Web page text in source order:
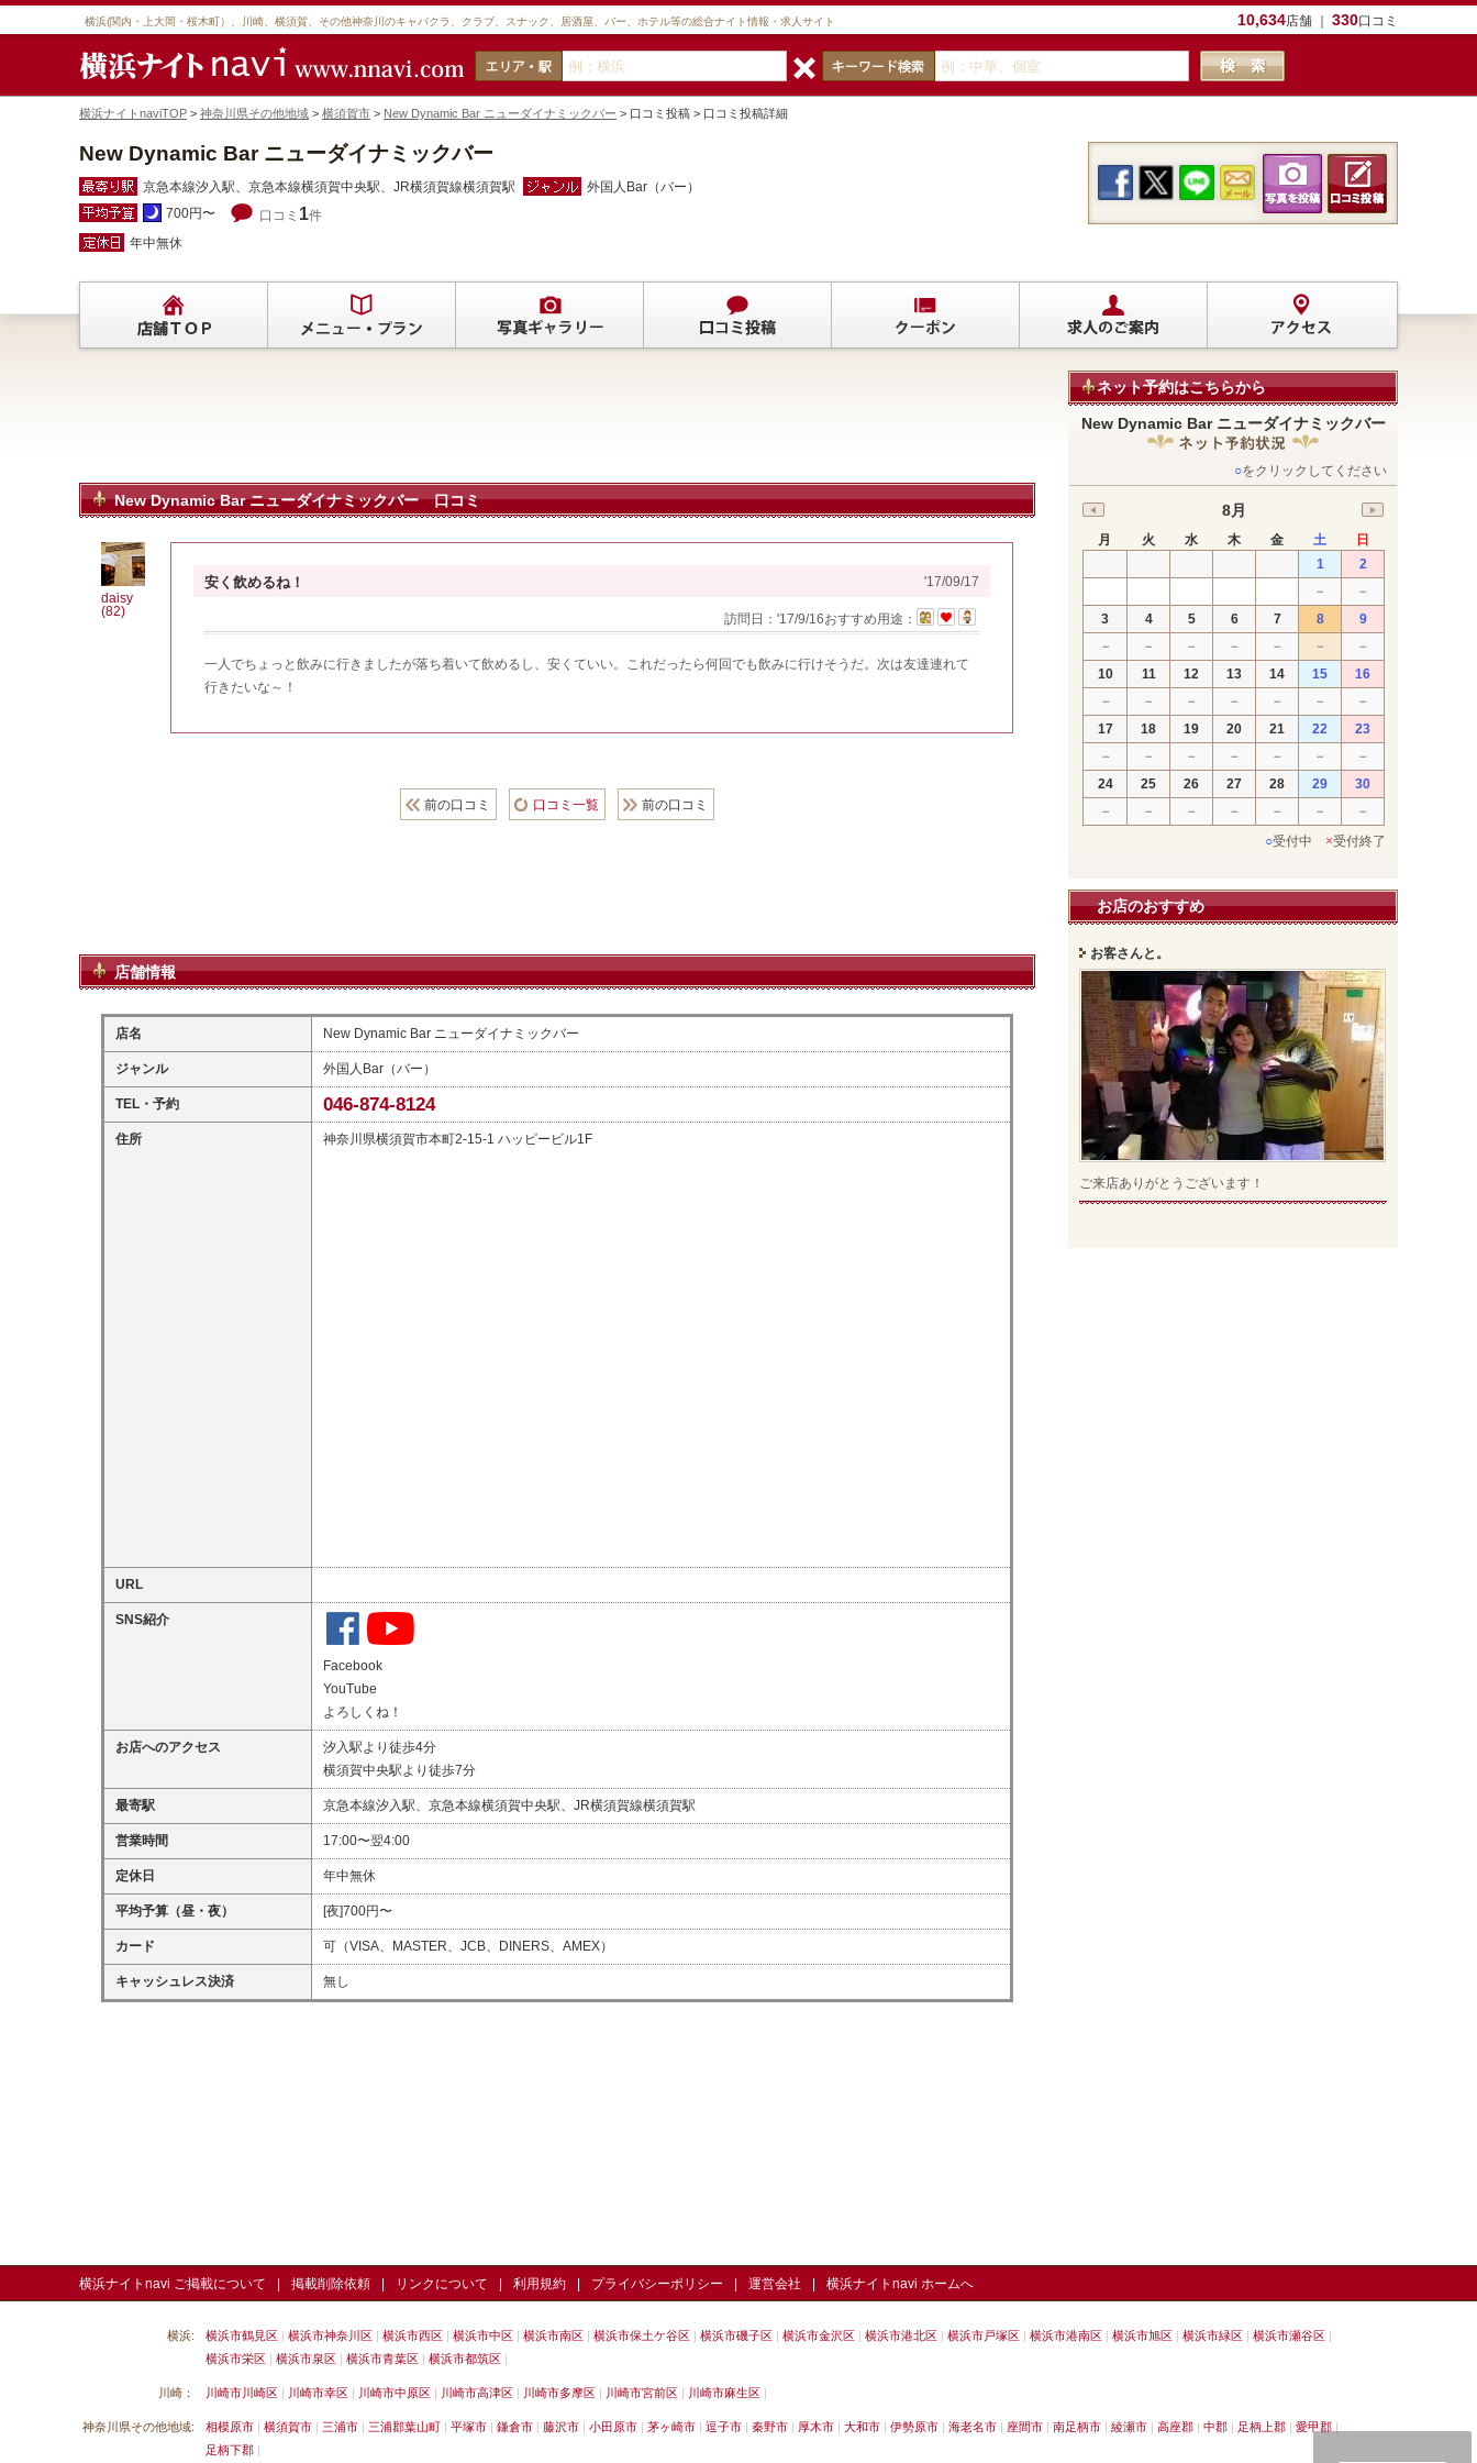
10,634店舗 ｜ 330口コミ
横浜(関内・上大岡・桜木町）、川崎、横須賀、その他神奈川のキャバクラ、クラブ、スナック、居酒屋、バー、ホテル等の総合ナイト情報・求人サイト
横浜ナイトnaviTOP > 神奈川県その他地域 > 横須賀市 > New Dynamic Bar ニューダイナミックバー > 口コミ投稿 > 口コミ投稿詳細
New Dynamic Bar ニューダイナミックバー
京急本線汐入駅、京急本線横須賀中央駅、JR横須賀線横須賀駅
外国人Bar（バー）
700円〜
口コミ 1件
年中無休
New Dynamic Bar ニューダイナミックバー 口コミ
daisy
(82)
安く飲めるね！ '17/09/17
訪問日： '17/9/16おすすめ用途：
一人でちょっと飲みに行きましたが落ち着いて飲めるし、安くていい。これだったら何回でも飲みに行けそうだ。次は友達連れて
行きたいな～！
前の口コミ 口コミ一覧 前の口コミ
店舗情報
店名 New Dynamic Bar ニューダイナミックバー
ジャンル 外国人Bar（バー）
TEL・予約 046-874-8124
住所 神奈川県横須賀市本町2-15-1 ハッピービル1F
URL
SNS紹介
Facebook
YouTube
よろしくね！
お店へのアクセス
汐入駅より徒歩4分
横須賀中央駅より徒歩7分
最寄駅 京急本線汐入駅、京急本線横須賀中央駅、JR横須賀線横須賀駅
営業時間 17:00〜翌4:00
定休日 年中無休
平均予算（昼・夜） [夜]700円〜
カード 可（VISA、MASTER、JCB、DINERS、AMEX）
キャッシュレス決済 無し
ネット予約はこちらから
New Dynamic Bar ニューダイナミックバー
○をクリックしてください
8月
月 火 水 木 金 土
日
1
2
－
－
3
4 5 6 7 8
9
－
－ － － － －
－
10
11 12 13 14 15
16
－
－ － － － －
－
17
18 19 20 21 22
23
－
－ － － － －
－
24
25 26 27 28 29
30
－
－ － － － －
－
○受付中 ×受付終了
お店のおすすめ
お客さんと。
ご来店ありがとうございます！
横浜ナイトnavi ご掲載について 掲載削除依頼 リンクについて 利用規約 プライバシーポリシー 運営会社 横浜ナイトnavi ホームへ
横浜: 横浜市鶴見区 横浜市神奈川区 横浜市西区 横浜市中区 横浜市南区 横浜市保土ケ谷区 横浜市磯子区 横浜市金沢区 横浜市港北区 横浜市戸塚区 横浜市港南区 横浜市旭区 横浜市緑区
横浜市瀬谷区
横浜市栄区
横浜市泉区 横浜市青葉区 横浜市都筑区
川崎： 川崎市川崎区 川崎市幸区 川崎市中原区 川崎市高津区 川崎市多摩区 川崎市宮前区 川崎市麻生区
神奈川県その他地域: 相模原市 横須賀市 三浦市 三浦郡葉山町 平塚市 鎌倉市 藤沢市 小田原市 茅ヶ崎市 逗子市 秦野市 厚木市 大和市 伊勢原市 海老名市 座間市 南足柄市 綾瀬市 高座郡 中郡 足柄上郡
愛甲郡
足柄下郡